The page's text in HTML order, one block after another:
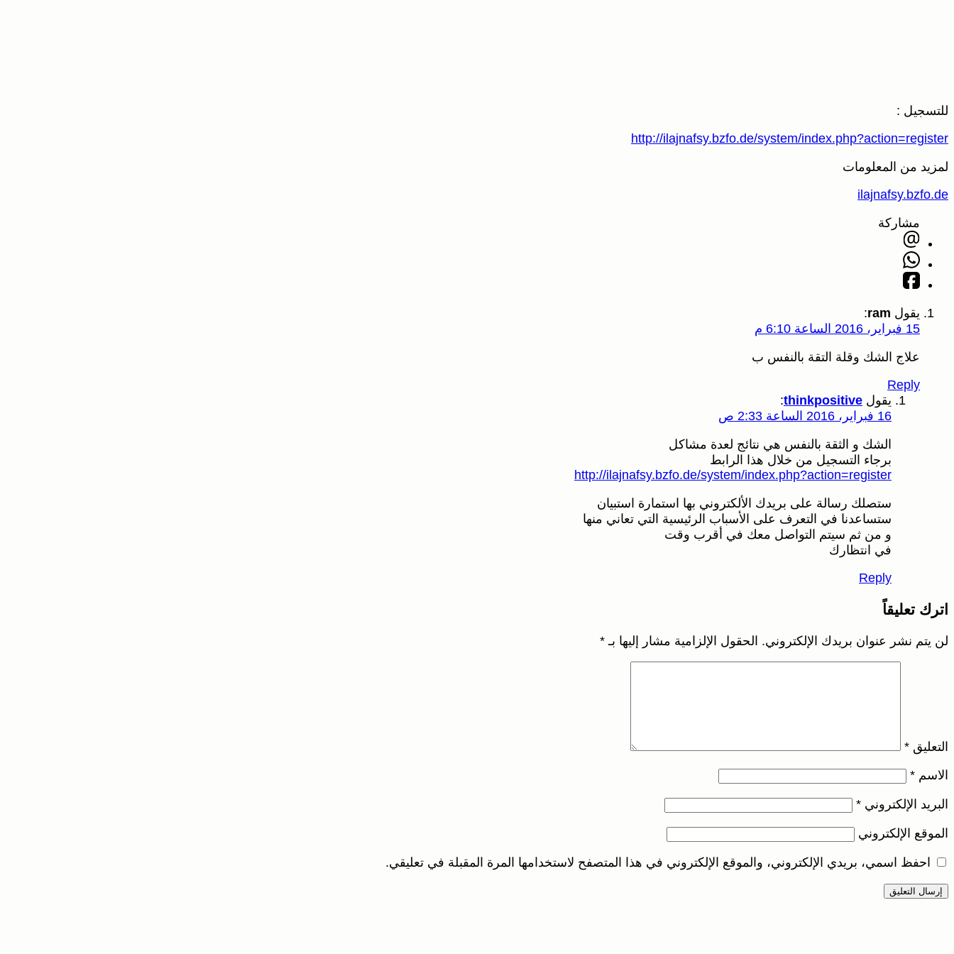
للتسجيل :
http://ilajnafsy.bzfo.de/system/index.php?action=register
لمزيد من المعلومات
ilajnafsy.bzfo.de
مشاركة
يقول ram
:
15 فبراير، 2016 الساعة 6:10 م
علاج الشك وقلة التقة بالنفس ب
Reply
يقول thinkpositive
:
16 فبراير، 2016 الساعة 2:33 ص
الشك و الثقة بالنفس هي نتائج لعدة مشاكل
برجاء التسجيل من خلال هذا الرابط
http://ilajnafsy.bzfo.de/system/index.php?action=register
ستصلك رسالة على بريدك الألكتروني بها استمارة استبيان
ستساعدنا في التعرف على الأسباب الرئيسية التي تعاني منها
و من ثم سيتم التواصل معك في أقرب وقت
في انتظارك
Reply
اترك تعليقاً
لن يتم نشر عنوان بريدك الإلكتروني. الحقول الإلزامية مشار إليها بـ *
التعليق *
الاسم *
البريد الإلكتروني *
الموقع الإلكتروني
احفظ اسمي، بريدي الإلكتروني، والموقع الإلكتروني في هذا المتصفح لاستخدامها المرة المقبلة في تعليقي.